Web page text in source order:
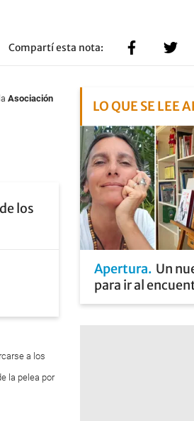
Compartí esta nota:
Asociación
los
a los
la pelea por
LO QUE SE LEE
Apertura Un
para ir al